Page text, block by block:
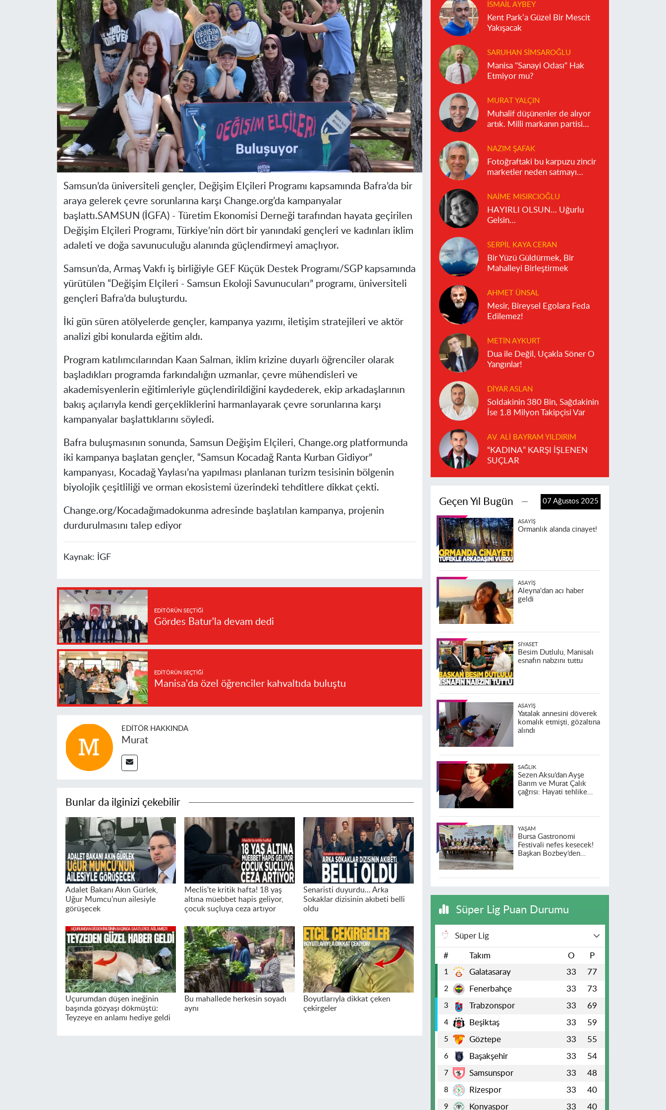
Samsun’da üniversiteli gençler, Değişim Elçileri Programı kapsamında Bafra’da bir
araya gelerek çevre sorunlarına karşı Change.org’da kampanyalar
başlattı.SAMSUN (İGFA) -
Türetim Ekonomisi Derneği tarafından hayata geçirilen
Değişim Elçileri Programı, Türkiye’nin dört bir yanındaki gençleri ve kadınları iklim
adaleti ve doğa savunuculuğu alanında güçlendirmeyi amaçlıyor.
Samsun’da, Armaş Vakfı iş birliğiyle GEF Küçük Destek Programı/SGP kapsamında
yürütülen “Değişim Elçileri - Samsun Ekoloji Savunucuları” programı, üniversiteli
gençleri Bafra’da buluşturdu.
İki gün süren atölyelerde gençler, kampanya yazımı, iletişim stratejileri ve aktör
analizi gibi konularda eğitim aldı.
Program katılımcılarından Kaan Salman, iklim krizine duyarlı öğrenciler olarak
başladıkları programda farkındalığın uzmanlar, çevre mühendisleri ve
akademisyenlerin eğitimleriyle güçlendirildiğini kaydederek, ekip arkadaşlarının
bakış açılarıyla kendi gerçekliklerini harmanlayarak çevre sorunlarına karşı
kampanyalar başlattıklarını söyledi.
Bafra buluşmasının sonunda, Samsun Değişim Elçileri, Change.org platformunda
iki kampanya başlatan gençler, “Samsun Kocadağ Ranta Kurban Gidiyor”
kampanyası, Kocadağ Yaylası’na yapılması planlanan turizm tesisinin bölgenin
biyolojik çeşitliliği ve orman ekosistemi üzerindeki tehditlere dikkat çekti.
Change.org/Kocadağımadokunma adresinde başlatılan kampanya, projenin
durdurulmasını talep ediyor
Kaynak: İGF
EDITÖRÜN SEÇTIĞI
Gördes Batur'la devam dedi
EDITÖRÜN SEÇTIĞI
Manisa'da özel öğrenciler kahvaltıda buluştu
EDITÖR HAKKINDA
Murat
Bunlar da ilginizi çekebilir
Adalet Bakanı Akın Gürlek,
Uğur Mumcu'nun ailesiyle
görüşecek
Meclis'te kritik hafta! 18 yaş
altına müebbet hapis geliyor,
çocuk suçluya ceza artıyor
Senaristi duyurdu... Arka
Sokaklar dizisinin akıbeti belli
oldu
Uçurumdan düşen ineğinin
başında gözyaşı dökmüştü:
Teyzeye en anlamı hediye geldi
Bu mahallede herkesin soyadı
aynı
Boyutlarıyla dikkat çeken
çekirgeler
İSMAIL AYBEY
Kent Park’a Güzel Bir Mescit
Yakışacak
SARUHAN SIMSAROĞLU
Manisa "Sanayi Odası" Hak
Etmiyor mu?
MURAT YALÇIN
Muhalif düşünenler de alıyor
artık. Milli markanın partisi
NAZIM ŞAFAK
Fotoğraftaki bu karpuzu zincir
marketler neden satmayı
NAIME MISIRCIOĞLU
HAYIRLI OLSUN… Uğurlu
Gelsin…
SERPIL KAYA CERAN
Bir Yüzü Güldürmek, Bir
Mahalleyi Birleştirmek
AHMET ÜNSAL
Mesir, Bireysel Egolara Feda
Edilemez!
METIN AYKURT
Dua ile Değil, Uçakla Söner O
Yangınlar!
DIYAR ASLAN
Soldakinin 380 Bin, Sağdakinin
İse 1.8 Milyon Takipçisi Var
AV. ALI BAYRAM YILDIRIM
“KADINA” KARŞI İŞLENEN
SUÇLAR
Geçen Yıl Bugün 07 Ağustos 2025
ASAYIŞ
Ormanlık alanda cinayet!
ASAYIŞ
Aleyna'dan acı haber
geldi
SIYASET
Besim Dutlulu, Manisalı
esnafın nabzını tuttu
ASAYIŞ
Yatalak annesini döverek
komalık etmişti, gözaltına
alındı
SAĞLIK
Sezen Aksu’dan Ayşe
Barım ve Murat Çalık
çağrısı: Hayati tehlike
YAŞAM
Bursa Gastronomi
Festivali nefes kesecek!
Başkan Bozbey’den
Süper Lig Puan Durumu
Süper Lig
# Takım O P
1 Galatasaray 33 77
2 Fenerbahçe 33 73
3 Trabzonspor 33 69
4 Beşiktaş 33 59
5 Göztepe 33 55
6 Başakşehir 33 54
7 Samsunspor 33 48
8 Rizespor 33 40
9 Konyaspor 33 40